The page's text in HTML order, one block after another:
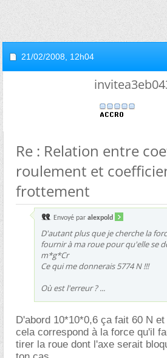
21/02/2008, 12h04
Re : Relation entre
roulement et
frottement
Envoyé par alexpold
D'autant plus que je cherche la
fournir à ma roue pour qu'elle se
m*g*Cr
Ce qui me donnerais 5774 N !!!
Où est l'erreur ? ...
D'abord 10*10*0,6 ça fait 60 N
cela correspond à la force qu'il
tirer la roue dont l'axe serait